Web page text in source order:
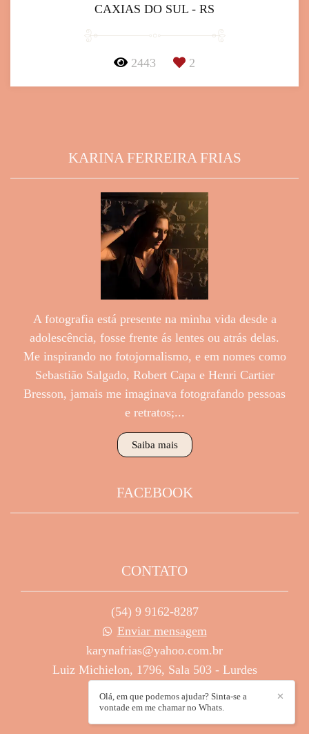
CAXIAS DO SUL - RS
2443 2
KARINA FERREIRA FRIAS
A fotografia está presente na minha vida desde a
adolescência, fosse frente ás lentes ou atrás delas.
Me inspirando no fotojornalismo, e em nomes como
Sebastião Salgado, Robert Capa e Henri Cartier
Bresson, jamais me imaginava fotografando pessoas
e retratos;...
Saiba mais
FACEBOOK
CONTATO
(54) 9 9162-8287
Enviar mensagem
karynafrias@yahoo.com.br
Luiz Michielon, 1796, Sala 503 - Lurdes
✕
Olá, em que podemos ajudar? Sinta-se a
vontade em me chamar no Whats.